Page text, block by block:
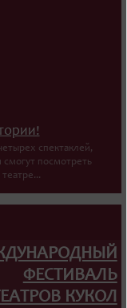
спектаклей,
посмотреть
ФЕСТИВАЛЬ
КУКОЛ